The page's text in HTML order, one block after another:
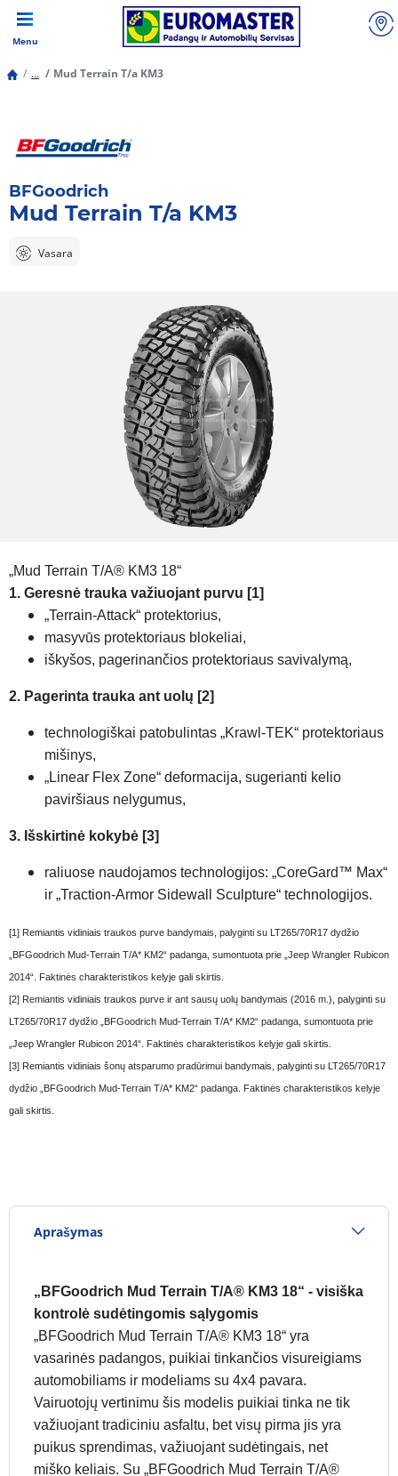
Menu
... Mud Terrain T/a KM3
BFGoodrich
Mud Terrain T/a KM3
Vasara
„Mud Terrain T/A® KM3 18“
1. Geresnė trauka važiuojant purvu [1]
„Terrain-Attack“ protektorius,
masyvūs protektoriaus blokeliai,
iškyšos, pagerinančios protektoriaus savivalymą,
2. Pagerinta trauka ant uolų [2]
technologiškai patobulintas „Krawl-TEK“ protektoriaus
mišinys,
„Linear Flex Zone“ deformacija, sugerianti kelio
paviršiaus nelygumus,
3. Išskirtinė kokybė [3]
raliuose naudojamos technologijos: „CoreGard™ Max“
ir „Traction-Armor Sidewall Sculpture“ technologijos.
[1] Remiantis vidiniais traukos purve bandymais, palyginti su LT265/70R17 dydžio
„BFGoodrich Mud-Terrain T/A* KM2“ padanga, sumontuota prie „Jeep Wrangler Rubicon
2014“. Faktinės charakteristikos kelyje gali skirtis.
[2] Remiantis vidiniais traukos purve ir ant sausų uolų bandymais (2016 m.), palyginti su
LT265/70R17 dydžio „BFGoodrich Mud-Terrain T/A* KM2“ padanga, sumontuota prie
„Jeep Wrangler Rubicon 2014“. Faktinės charakteristikos kelyje gali skirtis.
[3] Remiantis vidiniais šonų atsparumo pradūrimui bandymais, palyginti su LT265/70R17
dydžio „BFGoodrich Mud-Terrain T/A* KM2“ padanga. Faktinės charakteristikos kelyje
gali skirtis.
Aprašymas
„BFGoodrich Mud Terrain T/A® KM3 18“ - visiška
kontrolė sudėtingomis sąlygomis
„BFGoodrich Mud Terrain T/A® KM3 18“ yra
vasarinės padangos, puikiai tinkančios visureigiams
automobiliams ir modeliams su 4x4 pavara.
Vairuotojų vertinimu šis modelis puikiai tinka ne tik
važiuojant tradiciniu asfaltu, bet visų pirma jis yra
puikus sprendimas, važiuojant sudėtingais, net
miško keliais. Su „BFGoodrich Mud Terrain T/A®